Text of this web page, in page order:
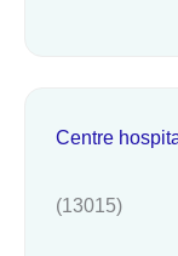
Centre
(13015)